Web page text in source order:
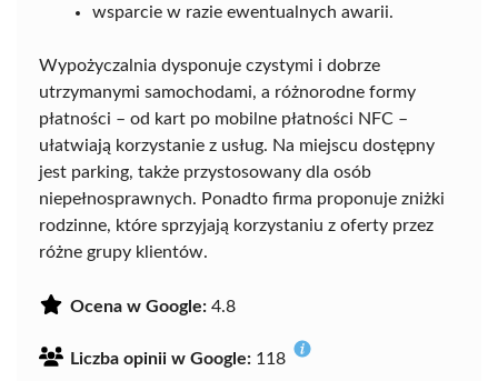
wsparcie w razie ewentualnych awarii.
Wypożyczalnia dysponuje czystymi i dobrze
utrzymanymi samochodami, a różnorodne formy
płatności – od kart po mobilne płatności NFC –
ułatwiają korzystanie z usług. Na miejscu dostępny
jest parking, także przystosowany dla osób
niepełnosprawnych. Ponadto firma proponuje zniżki
rodzinne, które sprzyjają korzystaniu z oferty przez
różne grupy klientów.
Ocena w Google: 4.8
Liczba opinii w Google: 118